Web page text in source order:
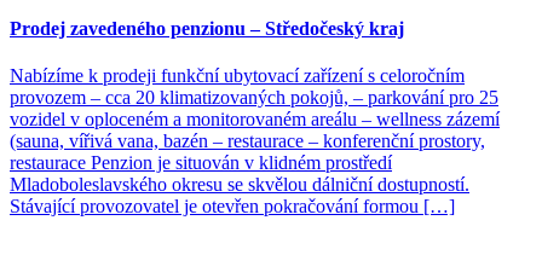
Prodej zavedeného penzionu – Středočeský kraj
Nabízíme k prodeji funkční ubytovací zařízení s celoročním
provozem – cca 20 klimatizovaných pokojů, – parkování pro 25
vozidel v oploceném a monitorovaném areálu – wellness zázemí
(sauna, vířivá vana, bazén – restaurace – konferenční prostory,
restaurace Penzion je situován v klidném prostředí
Mladoboleslavského okresu se skvělou dálniční dostupností.
Stávající provozovatel je otevřen pokračování formou […]